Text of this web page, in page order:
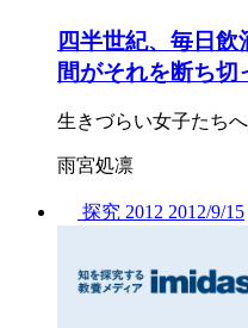
四半世紀、毎日
間がそれを断ち切
生きづらい女子たちへ
雨宮処凛
探究 2012 2012/9/15